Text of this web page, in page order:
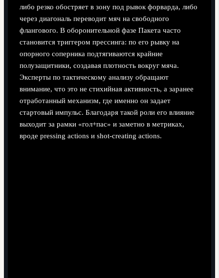
либо резко обостряет в зону под рывок форварда, либо
через диагональ переводит мяч на свободного
флангового. В оборонительной фазе Пакета часто
становится триггером прессинга: по его рывку на
опорного соперника подтягиваются крайние
полузащитники, создавая плотность вокруг мяча.
Эксперты по тактическому анализу обращают
внимание, что это не стихийная активность, а заранее
отработанный механизм, где именно он задает
стартовый импульс. Благодаря такой роли его влияние
выходит за рамки «гол+пас» и заметно в метриках,
вроде pressing actions и shot-creating actions.